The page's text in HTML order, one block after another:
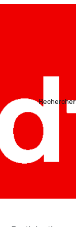
Rechercher